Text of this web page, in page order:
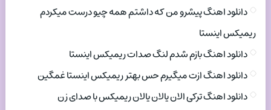
دانلود اهنگ پیشرو من که داشتم همه چیو درست میکردم
ریمیکس اینستا
دانلود اهنگ بازم شدم لنگ صدات ریمیکس اینستا
دانلود اهنگ ازت میگیرم حس بهتر ریمیکس اینستا غمگین
دانلود اهنگ ترکی الان یالان یالان ریمیکس با صدای زن